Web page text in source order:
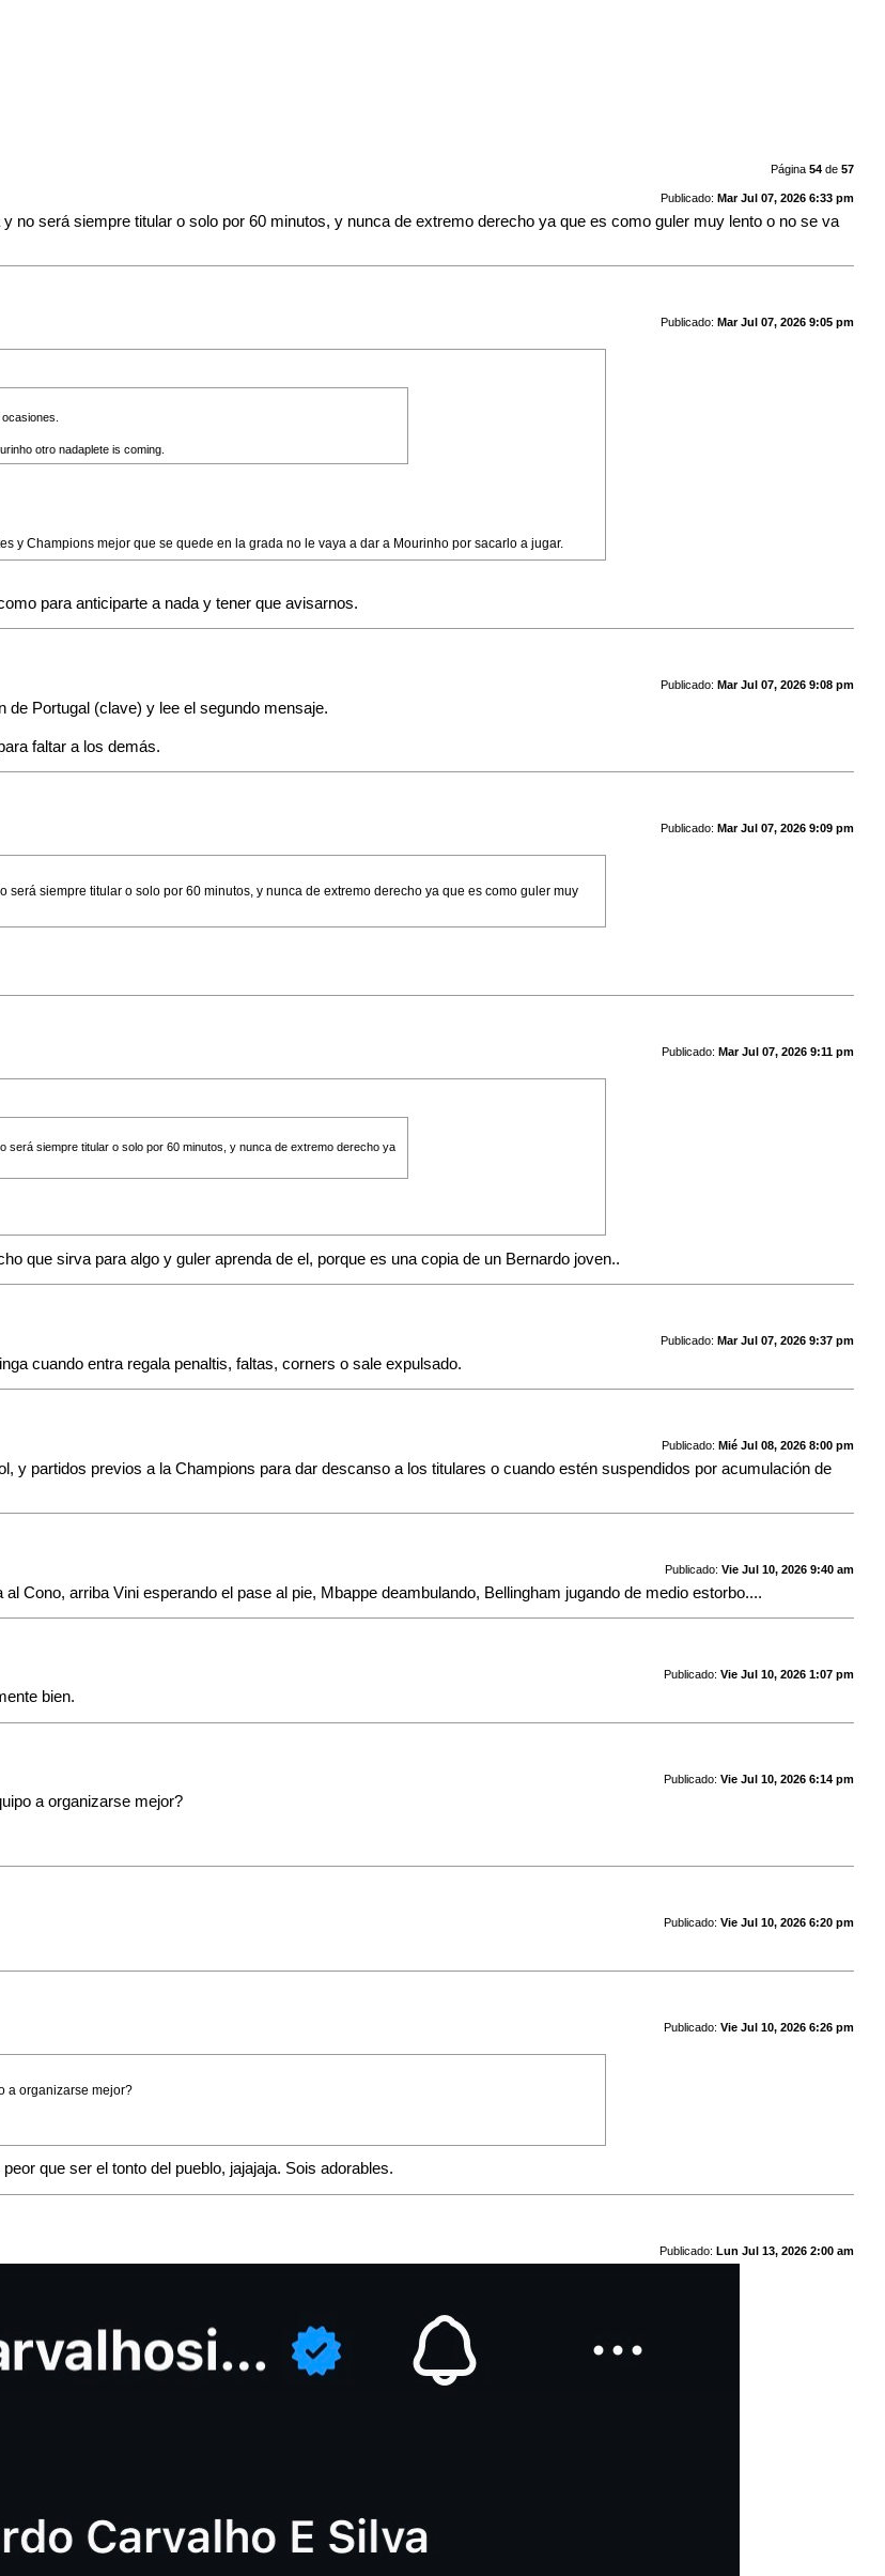
Página 54de 57
Publicado: Mar Jul 07, 2026 6:33 pm
no será siempre titular o solo por 60 minutos, y nunca de extremo derecho ya que es como guler muy lento o no se va
Publicado: Mar Jul 07, 2026 9:05 pm
otro nadaplete is coming.
y Champions mejor que se quede en la grada no le vaya a dar a Mourinho por sacarlo a jugar.
para anticiparte a nada y tener que avisarnos.
Publicado: Mar Jul 07, 2026 9:08 pm
de Portugal (clave) y lee el segundo mensaje.
faltar a los demás.
Publicado: Mar Jul 07, 2026 9:09 pm
siempre titular o solo por 60 minutos, y nunca de extremo derecho ya que es como guler muy
Publicado: Mar Jul 07, 2026 9:11 pm
será siempre titular o solo por 60 minutos, y nunca de extremo derecho ya
que sirva para algo y guler aprenda de el, porque es una copia de un Bernardo joven..
Publicado: Mar Jul 07, 2026 9:37 pm
cuando entra regala penaltis, faltas, corners o sale expulsado.
Publicado: Mié Jul 08, 2026 8:00 pm
y partidos previos a la Champions para dar descanso a los titulares o cuando estén suspendidos por acumulación de
Publicado: Vie Jul 10, 2026 9:40 am
Cono, arriba Vini esperando el pase al pie, Mbappe deambulando, Bellingham jugando de medio estorbo....
Publicado: Vie Jul 10, 2026 1:07 pm
bien.
Publicado: Vie Jul 10, 2026 6:14 pm
a organizarse mejor?
Publicado: Vie Jul 10, 2026 6:20 pm
Publicado: Vie Jul 10, 2026 6:26 pm
a organizarse mejor?
que ser el tonto del pueblo, jajajaja. Sois adorables.
Publicado: Lun Jul 13, 2026 2:00 am